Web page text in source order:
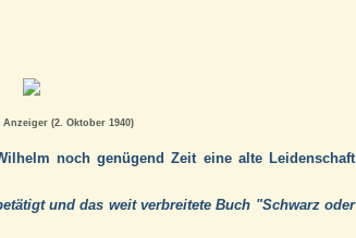
(2. Oktober 1940)
noch genügend Zeit eine alte Leidenschaft
und das weit verbreitete Buch "Schwarz oder